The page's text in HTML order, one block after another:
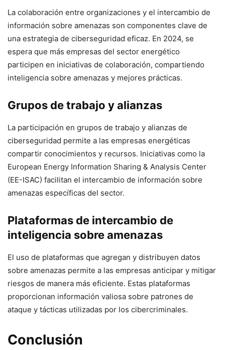
La colaboración entre organizaciones y el intercambio de
información sobre amenazas son componentes clave de
una estrategia de ciberseguridad eficaz. En 2024, se
espera que más empresas del sector energético
participen en iniciativas de colaboración, compartiendo
inteligencia sobre amenazas y mejores prácticas.
Grupos de trabajo y alianzas
La participación en grupos de trabajo y alianzas de
ciberseguridad permite a las empresas energéticas
compartir conocimientos y recursos. Iniciativas como la
European Energy Information Sharing & Analysis Center
(EE-ISAC) facilitan el intercambio de información sobre
amenazas específicas del sector.
Plataformas de intercambio de
inteligencia sobre amenazas
El uso de plataformas que agregan y distribuyen datos
sobre amenazas permite a las empresas anticipar y mitigar
riesgos de manera más eficiente. Estas plataformas
proporcionan información valiosa sobre patrones de
ataque y tácticas utilizadas por los cibercriminales.
Conclusión